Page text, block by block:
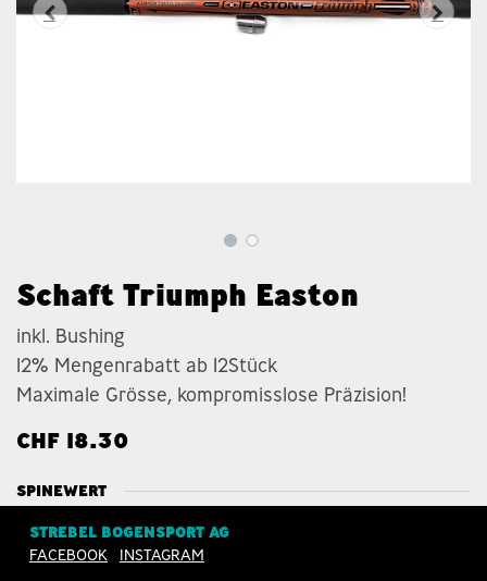
Schaft Triumph Easton
inkl. Bushing
12% Mengenrabatt ab 12Stück
Maximale Grösse, kompromisslose Präzision!
CHF 18.30
SPINEWERT
500 400 350
STREBEL BOGENSPORT AG
FACEBOOK
INSTAGRAM